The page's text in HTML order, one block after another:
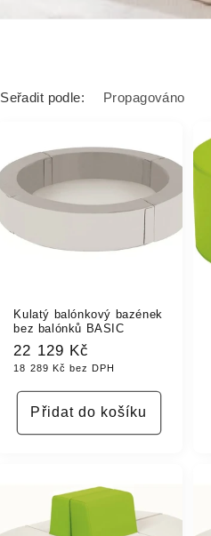
Seřadit podle:
Kulatý balónkový bazének
bez balónků BASIC
Běžná
cena
22 129 Kč
18 289 Kč bez DPH
Přidat do košíku